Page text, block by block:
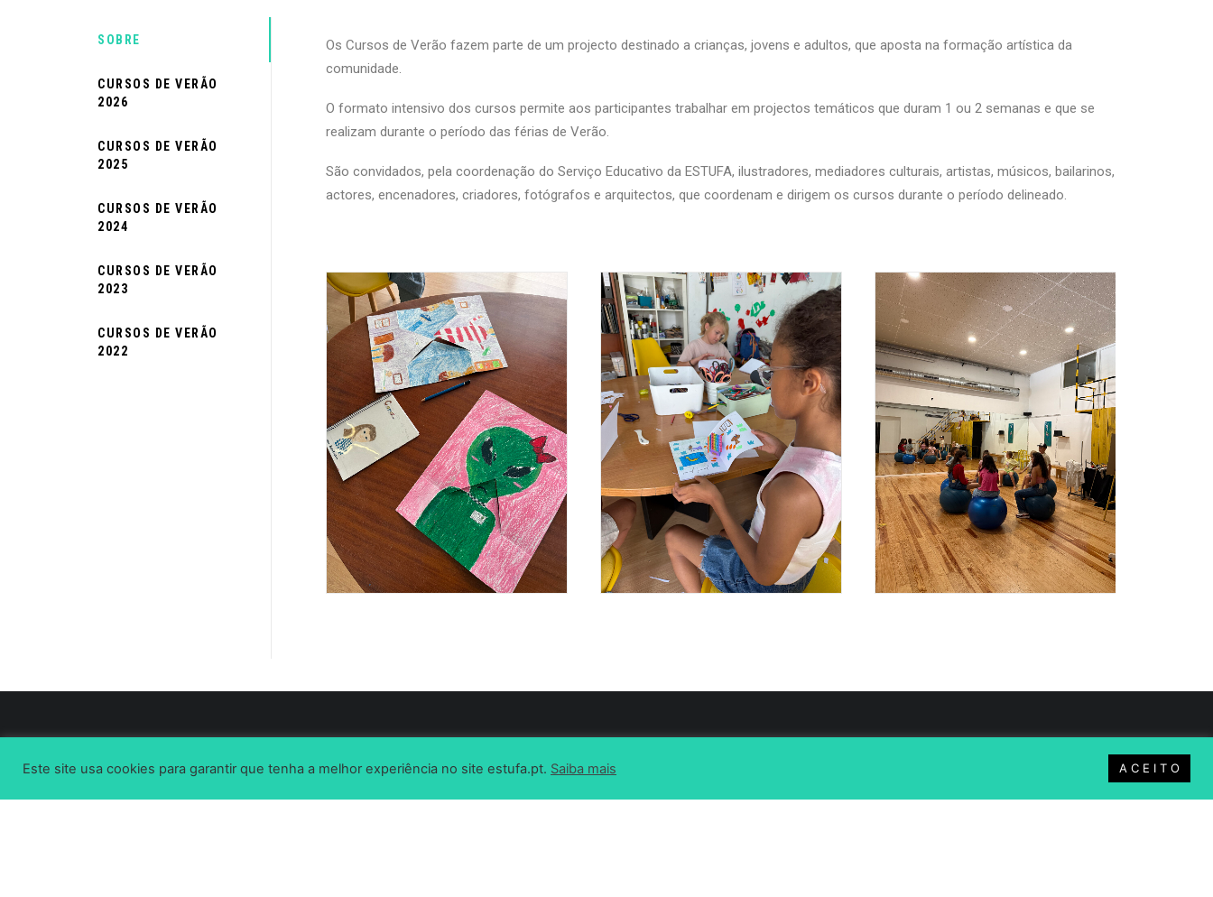
SOBRE
CURSOS DE VERÃO
2026
CURSOS DE VERÃO
2025
CURSOS DE VERÃO
2024
CURSOS DE VERÃO
2023
CURSOS DE VERÃO
2022
Os Cursos de Verão fazem parte de um projecto destinado a crianças, jovens e adultos, que aposta na formação artística da
comunidade.
O formato intensivo dos cursos permite aos participantes trabalhar em projectos temáticos que duram 1 ou 2 semanas e que se
realizam durante o período das férias de Verão.
São convidados, pela coordenação do Serviço Educativo da ESTUFA, ilustradores, mediadores culturais, artistas, músicos, bailarinos,
actores, encenadores, criadores, fotógrafos e arquitectos, que coordenam e dirigem os cursos durante o período delineado.
Este site usa cookies para garantir que tenha a melhor experiência no site estufa.pt. Saiba mais A C E I T O